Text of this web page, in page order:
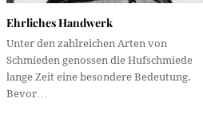
Ehrliches Handwerk
Unter den zahlreichen Arten von
Schmieden genossen die Hufschmiede
lange Zeit eine besondere Bedeutung.
Bevor…